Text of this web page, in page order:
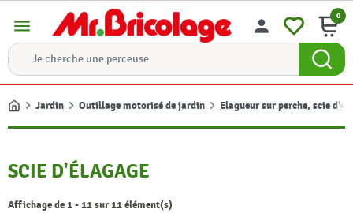
menu person 0
Accueil
Jardin Outillage motorisé de jardin Elagueur sur perche, scie
SCIE D'ÉLAGAGE
Affichage de 1 - 11 sur 11 élément(s)